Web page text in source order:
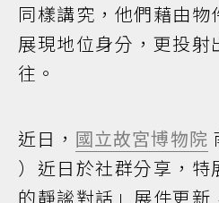
同樣講究，他們藉由物
展現地位身分，更投射
往。
近日， 國立故宮博物院
）近日於社群分享，
的靜謐對話」展件更新